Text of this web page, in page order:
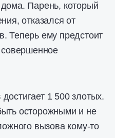
Парень, который
отказался от
Теперь ему предстоит
совершенное
1 500 злотых.
осторожными и не
вызова кому-то